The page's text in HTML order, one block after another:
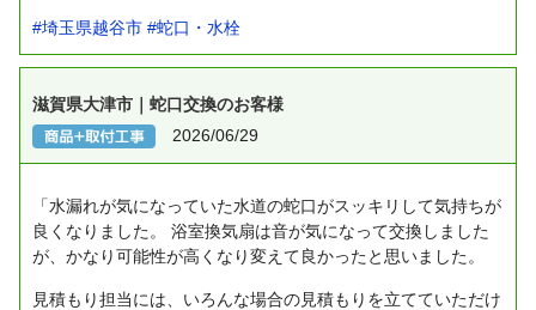
#埼玉県越谷市 #蛇口・水栓
滋賀県大津市｜蛇口交換のお客様
2026/06/29
「水漏れが気になっていた水道の蛇口がスッキリして気持ちが
良くなりました。
浴室換気扇は音が気になって交換しました
が、かなり可能性が高くなり変えて良かったと思いました。
見積もり担当には、いろんな場合の見積もりを立てていただけ